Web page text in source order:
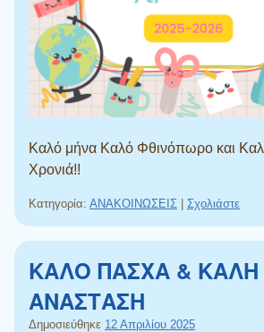
Καλό μήνα Καλό Φθινόπωρο και
Χρονιά!!
Κατηγορία: ΑΝΑΚΟΙΝΩΣΕΙΣ | Σχολιάστε
ΚΑΛΟ ΠΑΣΧΑ & ΚΑΛΗ
ΑΝΑΣΤΑΣΗ
Δημοσιεύθηκε 12 Απριλίου 2025